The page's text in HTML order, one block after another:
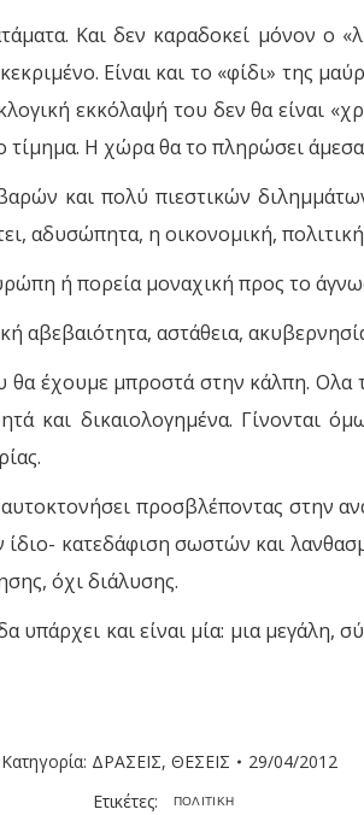
Και δεν καραδοκεί μόνον ο
Είναι και το «φίδι» της
εκκόλαψή του δεν θα είναι
Η χώρα θα το πληρώσει άμεσα
και πολύ πιεστικών
αδυσώπητα, η οικονομική,
ή πορεία μοναχική προς το
αβεβαιότητα, αστάθεια,
θα έχουμε μπροστά στην κάλπη.
και δικαιολογημένα. Γίνονται
προσβλέποντας
κατεδάφιση σωστών και
όχι διάλυσης.
υπάρχει και είναι μία: μια μεγάλη,
Κατηγορία: ΔΡΑΣΕΙΣ, ΘΕΣΕΙΣ
29/04/2012
Ετικέτες:
ΠΟΛΙΤΙΚΗ